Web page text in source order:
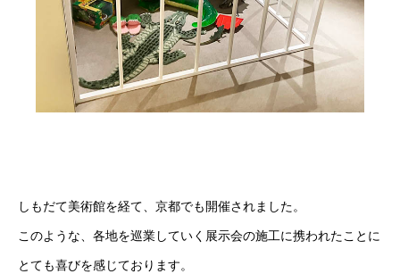
COMPANY 会社について
BUSINESS 私たちの仕事
プライバシーポリシー 最新のブログはこちらから
しもだて美術館を経て、京都でも開催されました。
このような、各地を巡業していく展示会の施工に携われたことに
とても喜びを感じております。